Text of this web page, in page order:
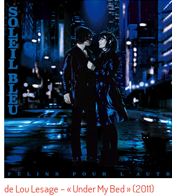
de Lou Lesage – « Under My Bed » (2011)